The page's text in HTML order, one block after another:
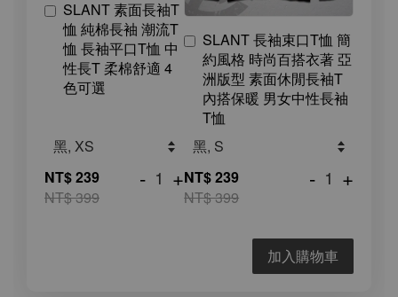
SLANT 素面長袖T
恤 純棉長袖 潮流T
恤 長袖平口T恤 中
性長T 柔棉舒適 4
色可選
NT$ 239
NT$ 399
- +
SLANT 長袖束口T恤 簡
約風格 時尚百搭衣著 亞
洲版型 素面休閒長袖T
內搭保暖 男女中性長袖
T恤
NT$ 239
NT$ 399
- +
加入購物車